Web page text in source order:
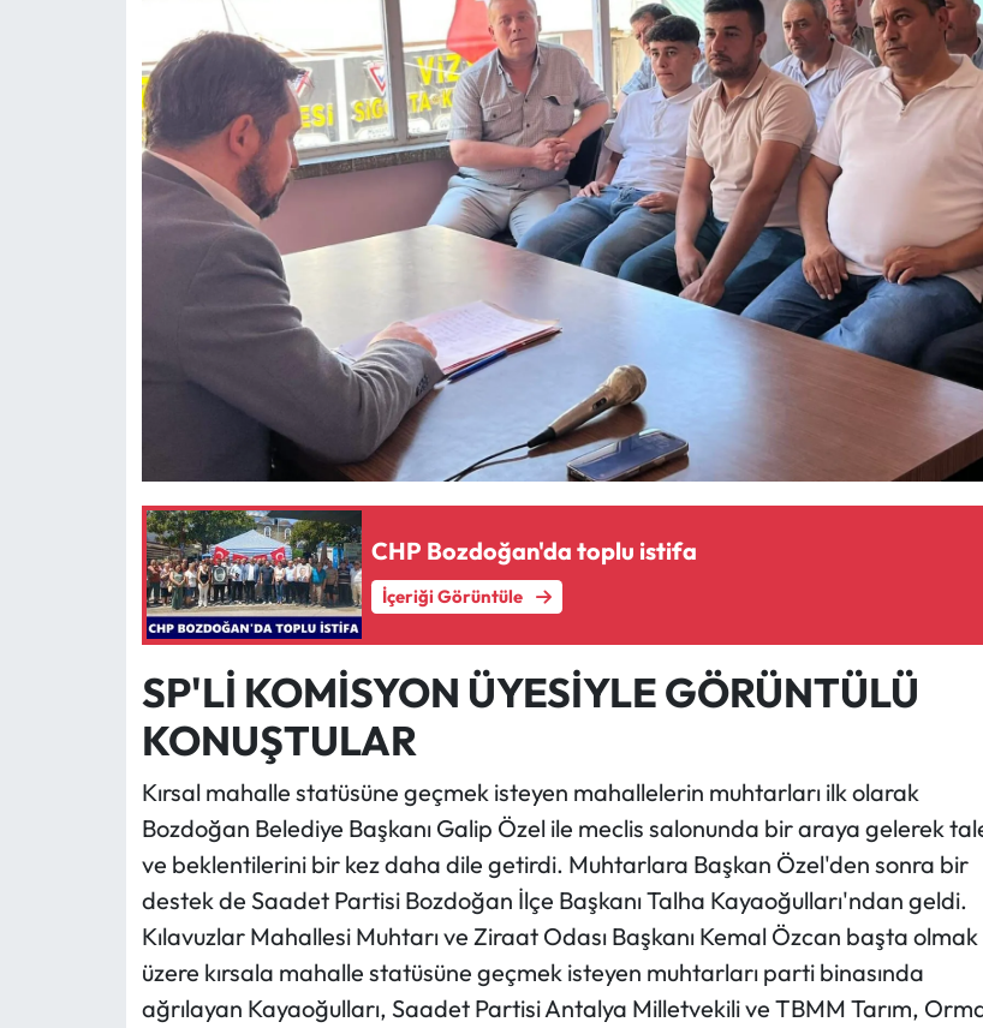
CHP Bozdoğan'da toplu istifa
İçeriği Görüntüle
SP'Lİ KOMİSYON ÜYESİYLE GÖRÜNTÜLÜ
KONUŞTULAR
Kırsal mahalle statüsüne geçmek isteyen mahallelerin muhtarları ilk olarak
Bozdoğan Belediye Başkanı Galip Özel ile meclis salonunda bir araya gelerek
ve beklentilerini bir kez daha dile getirdi. Muhtarlara Başkan Özel'den sonra bir
destek de Saadet Partisi Bozdoğan İlçe Başkanı Talha Kayaoğulları'ndan geldi.
Kılavuzlar Mahallesi Muhtarı ve Ziraat Odası Başkanı Kemal Özcan başta olmak
üzere kırsala mahalle statüsüne geçmek isteyen muhtarları parti binasında
ağrılayan Kayaoğulları, Saadet Partisi Antalya Milletvekili ve TBMM Tarım,